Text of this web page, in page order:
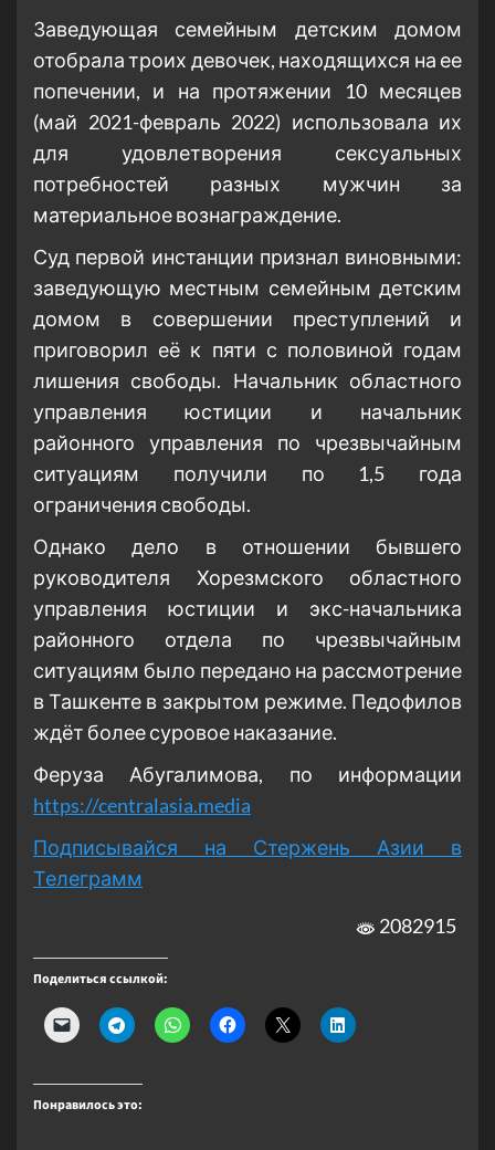
Заведующая семейным детским домом
отобрала троих девочек, находящихся на ее
попечении, и на протяжении 10 месяцев
(май 2021-февраль 2022) использовала их
для удовлетворения сексуальных
потребностей разных мужчин за
материальное вознаграждение.
Суд первой инстанции признал виновными:
заведующую местным семейным детским
домом в совершении преступлений и
приговорил её к пяти с половиной годам
лишения свободы. Начальник областного
управления юстиции и начальник
районного управления по чрезвычайным
ситуациям получили по 1,5 года
ограничения свободы.
Однако дело в отношении бывшего
руководителя Хорезмского областного
управления юстиции и экс-начальника
районного отдела по чрезвычайным
ситуациям было передано на рассмотрение
в Ташкенте в закрытом режиме. Педофилов
ждёт более суровое наказание.
Феруза Абугалимова, по информации
https://centralasia.media
Подписывайся на Стержень Азии в
Телеграмм
2082915
Поделиться ссылкой:
Понравилось это: